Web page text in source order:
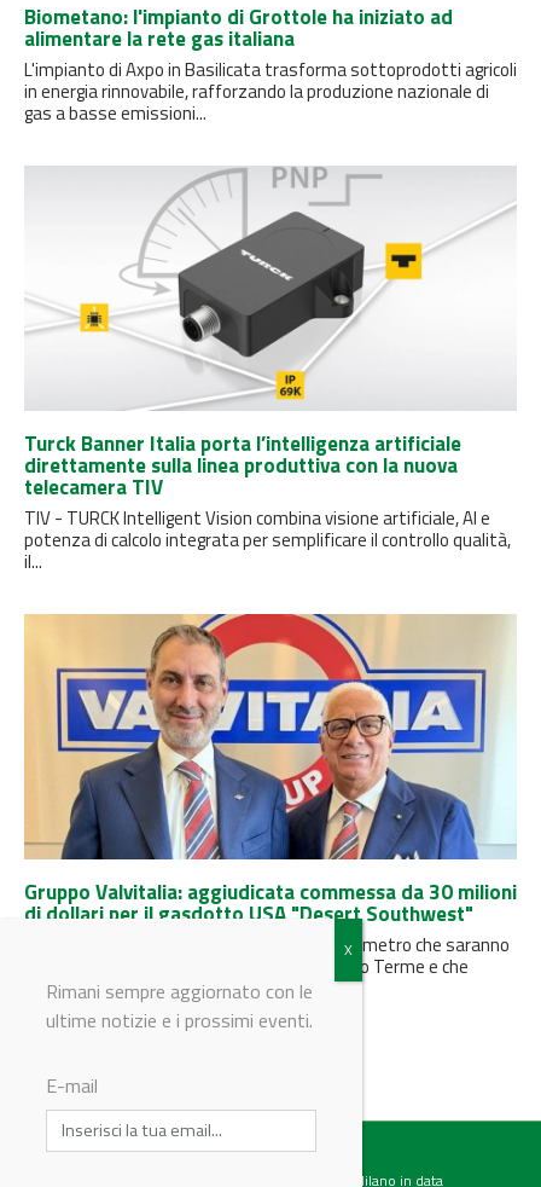
Biometano: l'impianto di Grottole ha iniziato ad
alimentare la rete gas italiana
L'impianto di Axpo in Basilicata trasforma sottoprodotti agricoli
in energia rinnovabile, rafforzando la produzione nazionale di
gas a basse emissioni...
Turck Banner Italia porta l’intelligenza artificiale
direttamente sulla linea produttiva con la nuova
telecamera TIV
TIV - TURCK Intelligent Vision combina visione artificiale, AI e
potenza di calcolo integrata per semplificare il controllo qualità,
il...
Gruppo Valvitalia: aggiudicata commessa da 30 milioni
di dollari per il gasdotto USA "Desert Southwest"
La fornitura riguarda 94 valvole di grande diametro che saranno
realizzate nello stabilimento di Rivanazzano Terme e che
saranno destinate...
Testata giornalistica registrata presso il Tribunale di Milano in data
Rimani sempre aggiornato con le
ultime notizie e i prossimi eventi.
E-mail